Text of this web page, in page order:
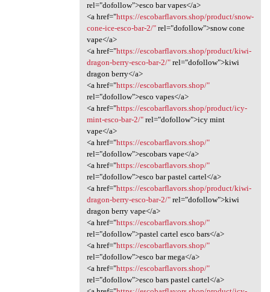
rel="dofollow">esco bar vapes</a>
<a href="https://escobarflavors.shop/product/snow-
cone-ice-esco-bar-2/"rel="dofollow">snow cone
vape</a>
<a href="https://escobarflavors.shop/product/kiwi-
dragon-berry-esco-bar-2/"rel="dofollow">kiwi
dragon berry</a>
<a href="https://escobarflavors.shop/"
rel="dofollow">esco vapes</a>
<a href="https://escobarflavors.shop/product/icy-
mint-esco-bar-2/"rel="dofollow">icy mint
vape</a>
<a href="https://escobarflavors.shop/"
rel="dofollow">escobars vape</a>
<a href="https://escobarflavors.shop/"
rel="dofollow">esco bar pastel cartel</a>
<a href="https://escobarflavors.shop/product/kiwi-
dragon-berry-esco-bar-2/"rel="dofollow">kiwi
dragon berry vape</a>
<a href="https://escobarflavors.shop/"
rel="dofollow">pastel cartel esco bars</a>
<a href="https://escobarflavors.shop/"
rel="dofollow">esco bar mega</a>
<a href="https://escobarflavors.shop/"
rel="dofollow">esco bars pastel cartel</a>